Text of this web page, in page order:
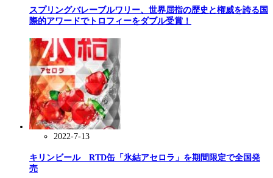
スプリングバレーブルワリー、世界屈指の歴史と権威を誇る国
際的アワードでトロフィーをダブル受賞！
2022-7-13
キリンビール RTD缶「氷結アセロラ」を期間限定で全国発
売